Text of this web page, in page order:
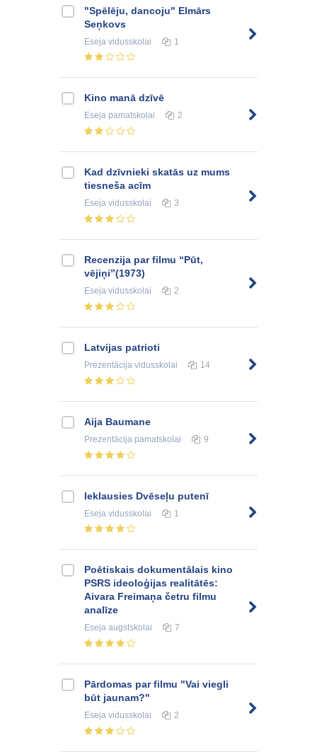
"Spēlēju, dancoju" Elmārs
Seņkovs
Eseja vidusskolai 1
Kino manā dzīvē
Eseja pamatskolai 2
Kad dzīvnieki skatās uz mums
tiesneša acīm
Eseja vidusskolai 3
Recenzija par filmu “Pūt,
vējiņi”(1973)
Eseja vidusskolai 2
Latvijas patrioti
Prezentācija vidusskolai 14
Aija Baumane
Prezentācija pamatskolai 9
Ieklausies Dvēseļu putenī
Eseja vidusskolai 1
Poētiskais dokumentālais kino
PSRS ideoloģijas realitātēs:
Aivara Freimaņa četru filmu
analīze
Eseja augstskolai 7
Pārdomas par filmu "Vai viegli
būt jaunam?"
Eseja vidusskolai 2